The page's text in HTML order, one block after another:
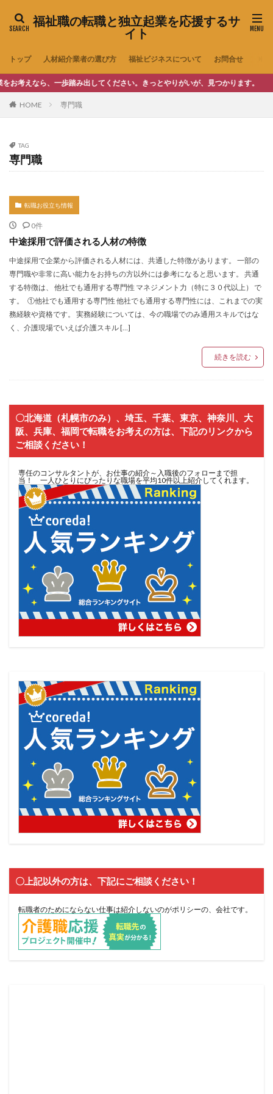
福祉職の転職と独立起業を応援するサ
イト
トップ 人材紹介業者の選び方 福祉ビジネスについて お問合せ
なら、一歩踏み出してください。きっとやりがいが、見つかります。
HOME 専門職
TAG
専門職
転職お役立ち情報
0件
中途採用で評価される人材の特徴
中途採用で企業から評価される人材には、共通した特徴があります。 一部の
専門職や非常に高い能力をお持ちの方以外には参考になると思います。 共通
する特徴は、 他社でも通用する専門性 マネジメント力（特に３０代以上） で
す。 ①他社でも通用する専門性 他社でも通用する専門性には、これまでの実
務経験や資格です。 実務経験については、今の職場でのみ通用スキルではな
く、介護現場でいえば介護スキル […]
続きを読む
〇北海道（札幌市のみ）、埼玉、千葉、東京、神奈川、大
阪、兵庫、福岡で転職をお考えの方は、下記のリンクから
ご相談ください！
専任のコンサルタントが、お仕事の紹介～入職後のフォローまで担
当！ 一人ひとりにぴったりな職場を平均10件以上紹介してくれます。
〇上記以外の方は、下記にご相談ください！
転職者のためにならない仕事は紹介しないのがポリシーの、会社です。